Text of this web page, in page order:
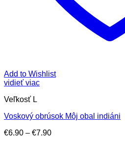
Add to Wishlist
vidieť viac
Veľkosť L
Voskový obrúsok Môj obal indiáni
€6.90 – €7.90Price